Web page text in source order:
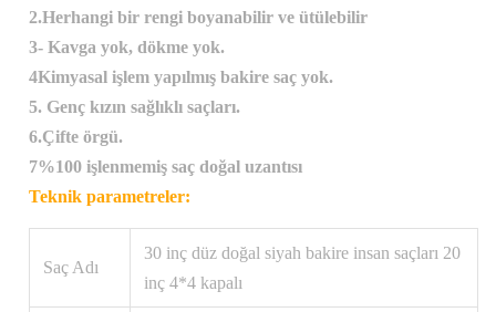
2.Herhangi bir rengi boyanabilir ve ütülebilir
3- Kavga yok, dökme yok.
4Kimyasal işlem yapılmış bakire saç yok.
5. Genç kızın sağlıklı saçları.
6.Çifte örgü.
7%100 işlenmemiş saç doğal uzantısı
Teknik parametreler:
Saç Adı
30 inç düz doğal siyah bakire insan saçları 20
inç 4*4 kapalı